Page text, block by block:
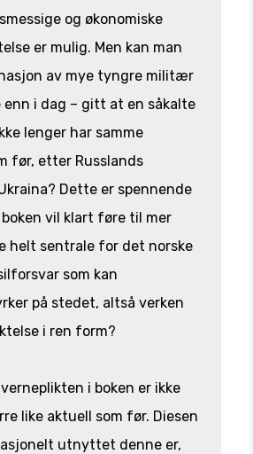
og økonomiske
er mulig. Men kan man
av mye tyngre militær
i dag – gitt at en såkalte
lenger har samme
før, etter Russlands
Dette er spennende
vil klart føre til mer
helt sentrale for det norske
som kan
på stedet, altså verken
i ren form?
i boken er ikke
like aktuell som før. Diesen
utnyttet denne er,